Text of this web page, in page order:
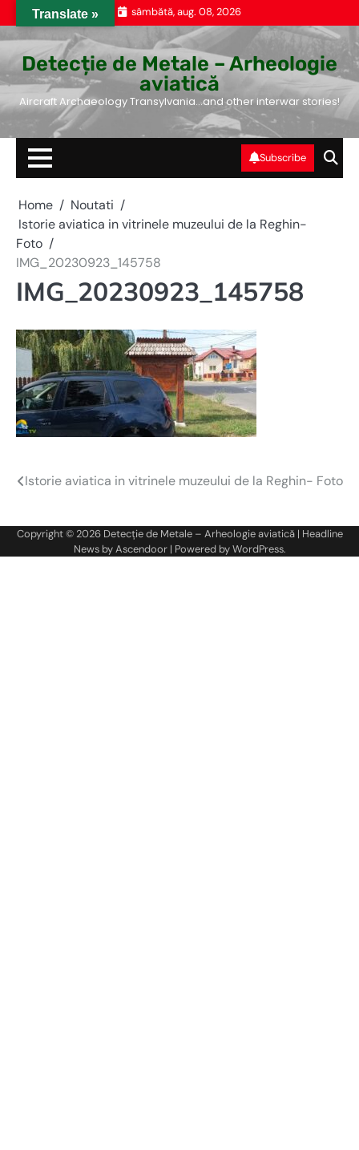
to
sâmbătă, aug. 08, 2026
Detecție de Metale – Arheologie
aviatică
Aircraft Archaeology Transylvania…and other interwar stories!
Subscribe
Home
Noutati
Istorie aviatica in vitrinele muzeului de la Reghin-
Foto
IMG_20230923_145758
IMG_20230923_145758
Navigare
articole
Istorie aviatica in vitrinele muzeului de la Reghin- Foto
Copyright © 2026 Detecție de Metale – Arheologie aviatică| Headline
News byAscendoor| Powered byWordPress.
Translate »